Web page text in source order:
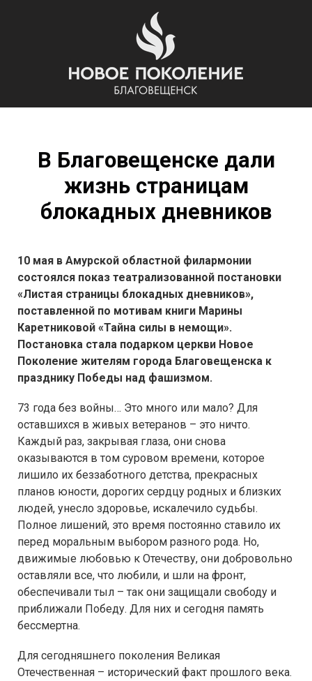
В Благовещенске дали
жизнь страницам
блокадных дневников
10 мая в Амурской областной филармонии
состоялся показ театрализованной постановки
«Листая страницы блокадных дневников»,
поставленной по мотивам книги Марины
Каретниковой «Тайна силы в немощи».
Постановка стала подарком церкви Новое
Поколение жителям города Благовещенска к
празднику Победы над фашизмом.
73 года без войны… Это много или мало? Для
оставшихся в живых ветеранов – это ничто.
Каждый раз, закрывая глаза, они снова
оказываются в том суровом времени, которое
лишило их беззаботного детства, прекрасных
планов юности, дорогих сердцу родных и близких
людей, унесло здоровье, искалечило судьбы.
Полное лишений, это время постоянно ставило их
перед моральным выбором разного рода. Но,
движимые любовью к Отечеству, они добровольно
оставляли все, что любили, и шли на фронт,
обеспечивали тыл – так они защищали свободу и
приближали Победу. Для них и сегодня память
бессмертна.
Для сегодняшнего поколения Великая
Отечественная – исторический факт прошлого века.